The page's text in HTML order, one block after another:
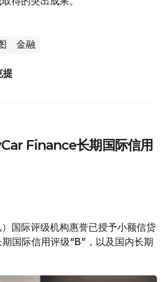
金融
提
Finance长期国际信用
）国际评级机构惠誉已授予小额信贷
国际信用评级“B”，以及国内长期